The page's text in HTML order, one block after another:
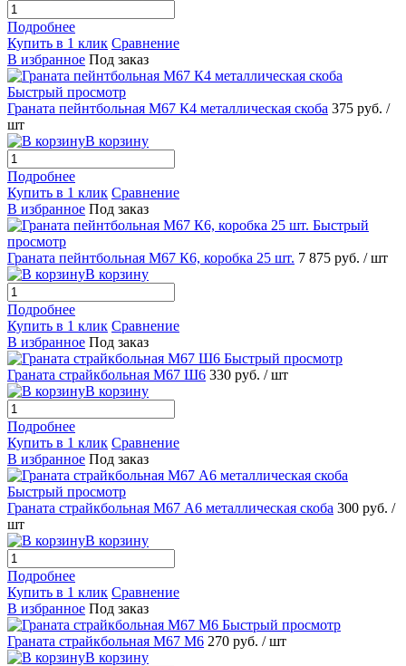
Подробнее
Купить в 1 клик Сравнение
В избранное Под заказ
Быстрый просмотр
Граната пейнтбольная М67 К4 металлическая скоба 375 руб. /
шт
В корзину
Подробнее
Купить в 1 клик Сравнение
В избранное Под заказ
Быстрый
просмотр
Граната пейнтбольная М67 К6, коробка 25 шт. 7 875 руб. / шт
В корзину
Подробнее
Купить в 1 клик Сравнение
В избранное Под заказ
Быстрый просмотр
Граната страйкбольная М67 Ш6 330 руб. / шт
В корзину
Подробнее
Купить в 1 клик Сравнение
В избранное Под заказ
Быстрый просмотр
Граната страйкбольная М67 А6 металлическая скоба 300 руб. /
шт
В корзину
Подробнее
Купить в 1 клик Сравнение
В избранное Под заказ
Быстрый просмотр
Граната страйкбольная М67 М6 270 руб. / шт
В корзину